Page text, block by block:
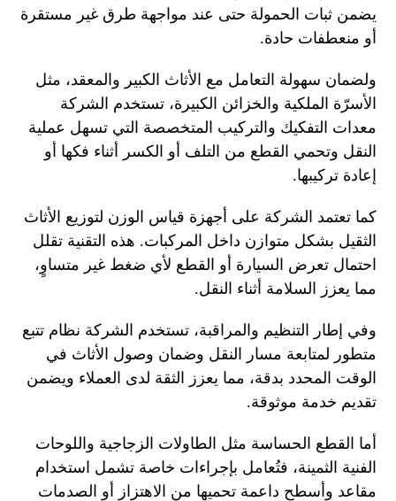
يضمن ثبات الحمولة حتى عند مواجهة طرق غير مستقرة
أو منعطفات حادة.
ولضمان سهولة التعامل مع الأثاث الكبير والمعقد، مثل
الأسرّة الملكية والخزائن الكبيرة، تستخدم الشركة
معدات التفكيك والتركيب المتخصصة التي تسهل عملية
النقل وتحمي القطع من التلف أو الكسر أثناء فكها أو
إعادة تركيبها.
كما تعتمد الشركة على أجهزة قياس الوزن لتوزيع الأثاث
الثقيل بشكل متوازن داخل المركبات. هذه التقنية تقلل
احتمال تعرض السيارة أو القطع لأي ضغط غير متساوٍ،
مما يعزز السلامة أثناء النقل.
وفي إطار التنظيم والمراقبة، تستخدم الشركة نظام تتبع
متطور لمتابعة مسار النقل وضمان وصول الأثاث في
الوقت المحدد بدقة، مما يعزز الثقة لدى العملاء ويضمن
تقديم خدمة موثوقة.
أما القطع الحساسة مثل الطاولات الزجاجية واللوحات
الفنية الثمينة، فتُعامل بإجراءات خاصة تشمل استخدام
مقاعد وأسطح داعمة تحميها من الاهتزاز أو الصدمات